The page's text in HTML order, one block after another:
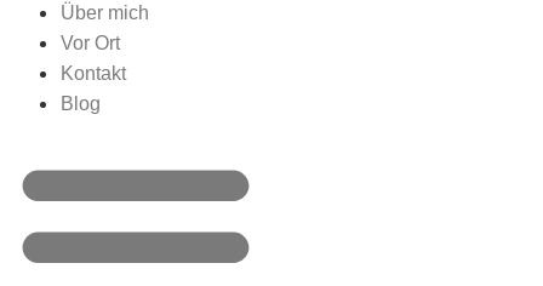
Über mich
Vor Ort
Kontakt
Blog